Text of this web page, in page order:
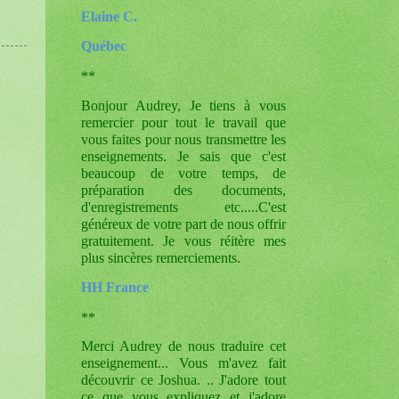
Elaine C.
Québec
**
Bonjour Audrey, Je tiens à vous
remercier pour tout le travail que
vous faites pour nous transmettre les
enseignements. Je sais que c'est
beaucoup de votre temps, de
préparation des documents,
d'enregistrements etc.....C'est
généreux de votre part de nous offrir
gratuitement. Je vous réitère mes
plus sincères remerciements.
HH France
**
Merci Audrey de nous traduire cet
enseignement... Vous m'avez fait
découvrir ce Joshua. .. J'adore tout